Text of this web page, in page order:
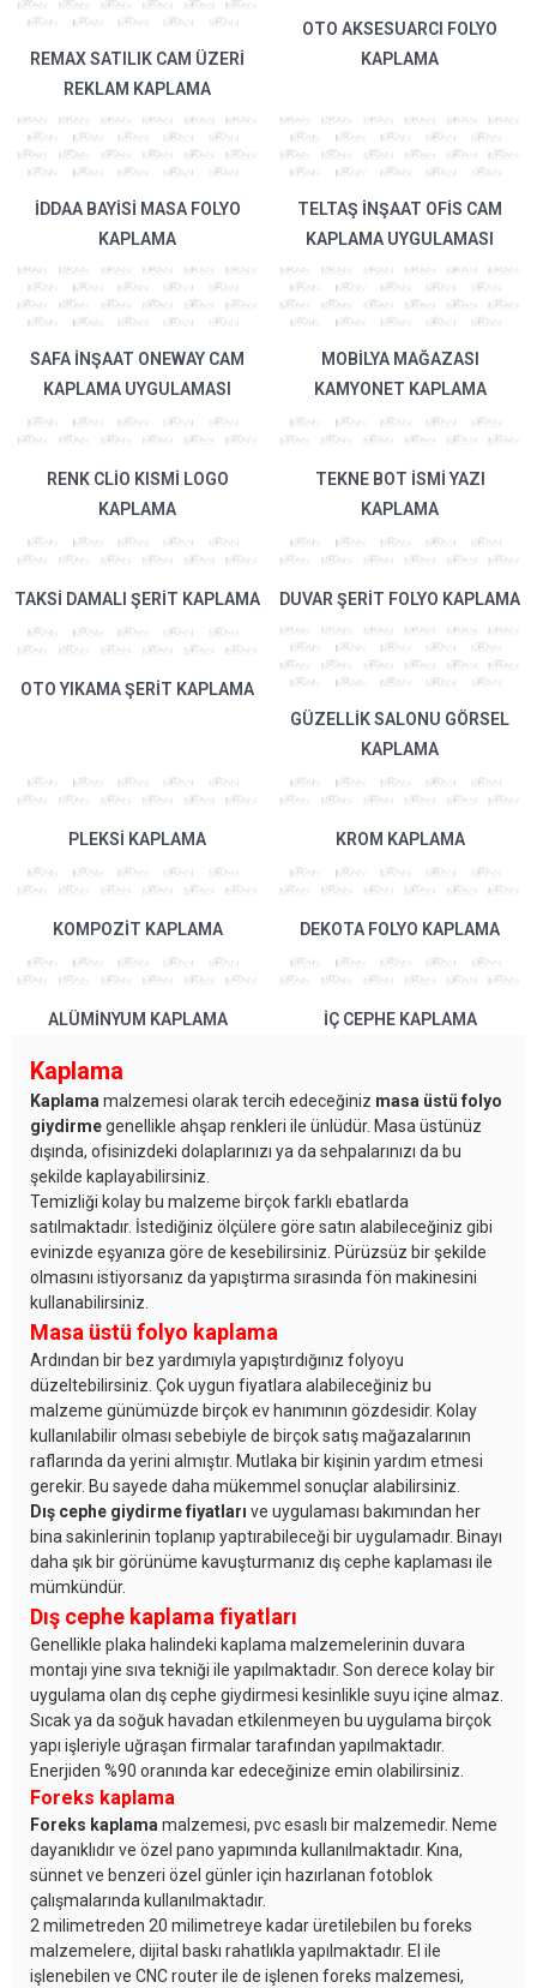
Kaplama
Kaplama malzemesi olarak tercih edeceğiniz masa üstü folyo
giydirmegenellikle ahşap renkleri ile ünlüdür. Masa üstünüz
dışında, ofisinizdeki dolaplarınızı ya da sehpalarınızı da bu
şekilde kaplayabilirsiniz.
Temizliği kolay bu malzeme birçok farklı ebatlarda
satılmaktadır. İstediğiniz ölçülere göre satın alabileceğiniz gibi
evinizde eşyanıza göre de kesebilirsiniz. Pürüzsüz bir şekilde
olmasını istiyorsanız da yapıştırma sırasında fön makinesini
kullanabilirsiniz.
Masa üstü folyo kaplama
Ardından bir bez yardımıyla yapıştırdığınız folyoyu
düzeltebilirsiniz. Çok uygun fiyatlara alabileceğiniz bu
malzeme günümüzde birçok ev hanımının gözdesidir. Kolay
kullanılabilir olması sebebiyle de birçok satış mağazalarının
raflarında da yerini almıştır. Mutlaka bir kişinin yardım etmesi
gerekir. Bu sayede daha mükemmel sonuçlar alabilirsiniz.
Dış cephe giydirme fiyatları ve uygulaması bakımından her
bina sakinlerinin toplanıp yaptırabileceği bir uygulamadır. Binayı
daha şık bir görünüme kavuşturmanız dış cephe kaplaması ile
mümkündür.
Dış cephe kaplama fiyatları
Genellikle plaka halindeki kaplama malzemelerinin duvara
montajı yine sıva tekniği ile yapılmaktadır. Son derece kolay bir
uygulama olan dış cephe giydirmesi kesinlikle suyu içine almaz.
Sıcak ya da soğuk havadan etkilenmeyen bu uygulama birçok
yapı işleriyle uğraşan firmalar tarafından yapılmaktadır.
Enerjiden %90 oranında kar edeceğinize emin olabilirsiniz.
Foreks kaplama
Foreks kaplama malzemesi, pvc esaslı bir malzemedir. Neme
dayanıklıdır ve özel pano yapımında kullanılmaktadır. Kına,
sünnet ve benzeri özel günler için hazırlanan fotoblok
çalışmalarında kullanılmaktadır.
2 milimetreden 20 milimetreye kadar üretilebilen bu foreks
malzemelere, dijital baskı rahatlıkla yapılmaktadır. El ile
işlenebilen ve CNC router ile de işlenen foreks malzemesi,
REMAX SATILIK CAM ÜZERI
REKLAM KAPLAMA
OTO AKSESUARCI FOLYO
KAPLAMA
İDDAA BAYISI MASA FOLYO
KAPLAMA
TELTAŞ INŞAAT OFIS CAM
KAPLAMA UYGULAMASI
SAFA İNŞAAT ONEWAY CAM
KAPLAMA UYGULAMASI
MOBILYA MAĞAZASI
KAMYONET KAPLAMA
RENK CLIO KISMI LOGO
KAPLAMA
TEKNE BOT İSMI YAZI
KAPLAMA
TAKSI DAMALI ŞERIT KAPLAMA DUVAR ŞERIT FOLYO KAPLAMA
OTO YIKAMA ŞERIT KAPLAMA
GÜZELLIK SALONU GÖRSEL
KAPLAMA
PLEKSI KAPLAMA KROM KAPLAMA
KOMPOZIT KAPLAMA DEKOTA FOLYO KAPLAMA
ALÜMINYUM KAPLAMA İÇ CEPHE KAPLAMA